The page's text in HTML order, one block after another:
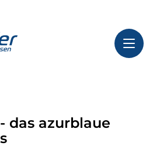
das azurblaue